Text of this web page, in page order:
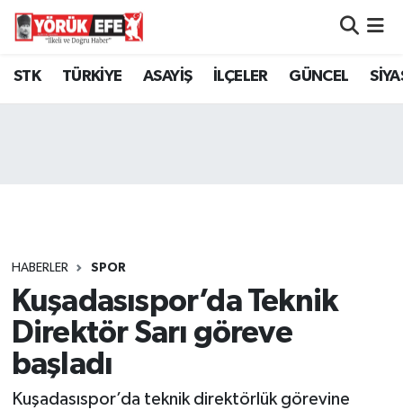
STK TÜRKİYE ASAYİŞ İLÇELER GÜNCEL
HABERLER SPOR
Kuşadasıspor’da Teknik
Direktör Sarı göreve
başladı
Kuşadasıspor’da teknik direktörlük görevine
Aydın Nöbetçi Eczaneler
Tüm Manşetler
Son Dakika Haberleri
Haber Arşivi